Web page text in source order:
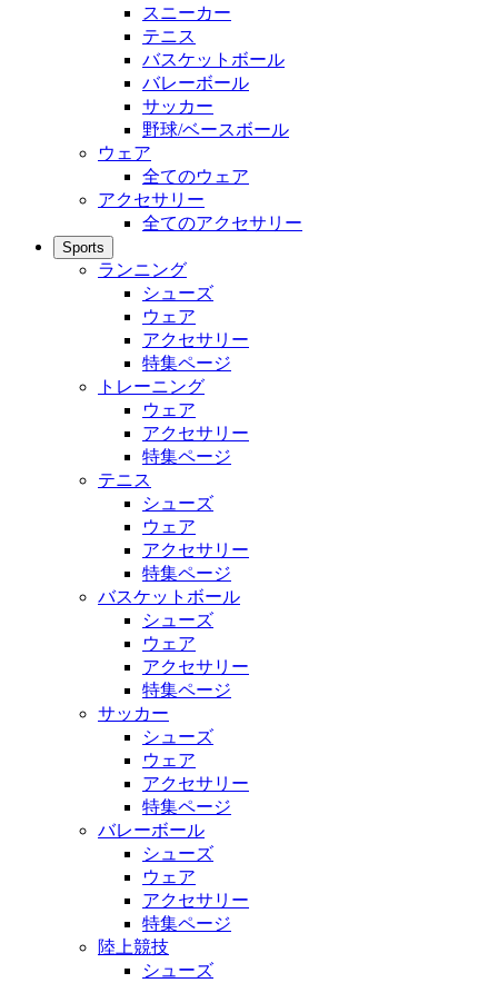
スニーカー
テニス
バスケットボール
バレーボール
サッカー
野球/ベースボール
ウェア
全てのウェア
アクセサリー
全てのアクセサリー
Sports
ランニング
シューズ
ウェア
アクセサリー
特集ページ
トレーニング
ウェア
アクセサリー
特集ページ
テニス
シューズ
ウェア
アクセサリー
特集ページ
バスケットボール
シューズ
ウェア
アクセサリー
特集ページ
サッカー
シューズ
ウェア
アクセサリー
特集ページ
バレーボール
シューズ
ウェア
アクセサリー
特集ページ
陸上競技
シューズ